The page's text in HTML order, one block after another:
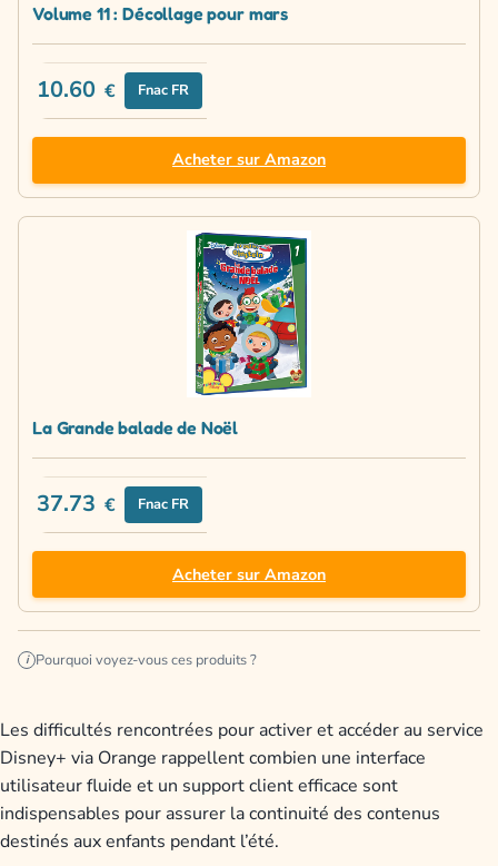
Volume 11 : Décollage pour mars
10.60 € Fnac FR
Acheter sur Amazon
La Grande balade de Noël
37.73 € Fnac FR
Acheter sur Amazon
i Pourquoi voyez-vous ces produits ?
Les difficultés rencontrées pour activer et accéder au service
Disney+ via Orange rappellent combien une interface
utilisateur fluide et un support client efficace sont
indispensables pour assurer la continuité des contenus
destinés aux enfants pendant l’été.